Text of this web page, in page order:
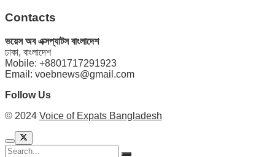
Contacts
ভয়েস অব এক্সপ্যাটস বাংলাদেশ
ঢাকা, বাংলাদেশ
Mobile: +8801717291923
Email: voebnews@gmail.com
Follow Us
© 2024 Voice of Expats Bangladesh